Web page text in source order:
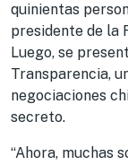
quinientas
presidente de la
Luego, se
Transparencia,
negociaciones
secreto.
“Ahora, muchas